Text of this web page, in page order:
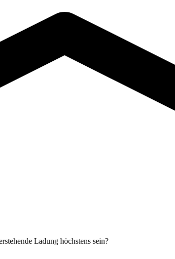
Ladung höchstens sein?